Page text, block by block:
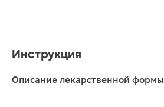
Инструкция
Описание лекарственной формы